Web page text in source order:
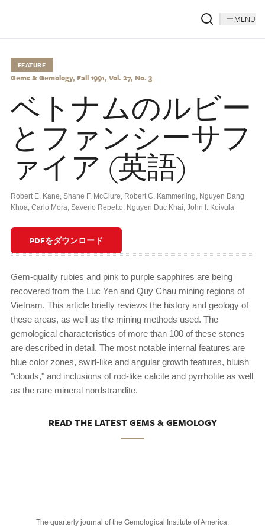
MENU
FEATURE
Gems & Gemology, Fall 1991, Vol. 27, No. 3
ベトナムのルビー
とファンシーサフ
ァイア (英語)
Robert E. Kane, Shane F. McClure, Robert C. Kammerling, Nguyen Dang
Khoa, Carlo Mora, Saverio Repetto, Nguyen Duc Khai, John I. Koivula
PDFをダウンロード
Gem-quality rubies and pink to purple sapphires are being
recovered from the Luc Yen and Quy Chau mining regions of
Vietnam. This article briefly reviews the history and geology of
these areas, as well as the mining methods used. The
gemological characteristics of more than 100 of these stones
are described in detail. The most notable internal features are
blue color zones, swirl-like and angular growth features, bluish
"clouds," and inclusions of rod-like calcite and pyrrhotite as well
as the rare mineral nordstrandite.
READ THE LATEST GEMS & GEMOLOGY
The quarterly journal of the Gemological Institute of America.